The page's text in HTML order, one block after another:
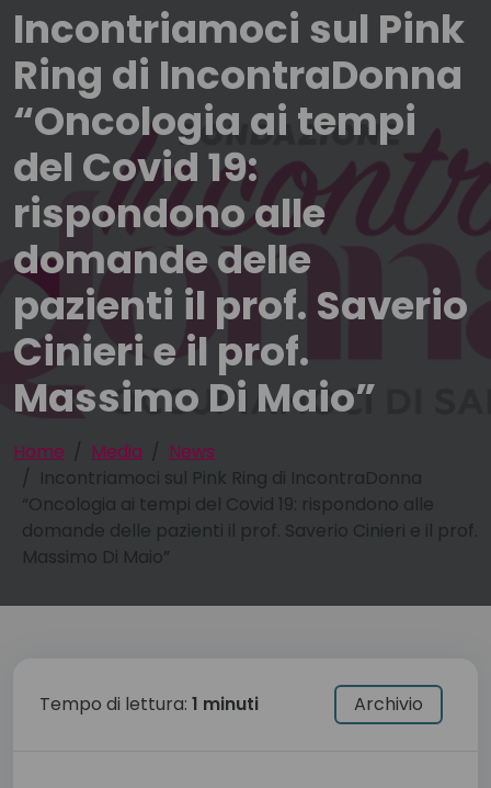
Incontriamoci sul Pink
Ring di IncontraDonna
“Oncologia ai tempi
del Covid 19:
rispondono alle
domande delle
pazienti il prof. Saverio
Cinieri e il prof.
Massimo Di Maio”
Home Media
News
Incontriamoci sul Pink Ring di IncontraDonna
“Oncologia ai tempi del Covid 19: rispondono alle
domande delle pazienti il prof. Saverio Cinieri e il prof.
Massimo Di Maio”
Tempo di lettura: 1 minuti Archivio